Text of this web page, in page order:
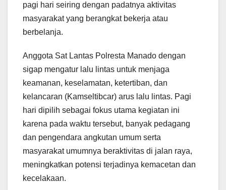
pagi hari seiring dengan padatnya aktivitas
masyarakat yang berangkat bekerja atau
berbelanja.
Anggota Sat Lantas Polresta Manado dengan
sigap mengatur lalu lintas untuk menjaga
keamanan, keselamatan, ketertiban, dan
kelancaran (Kamseltibcar) arus lalu lintas. Pagi
hari dipilih sebagai fokus utama kegiatan ini
karena pada waktu tersebut, banyak pedagang
dan pengendara angkutan umum serta
masyarakat umumnya beraktivitas di jalan raya,
meningkatkan potensi terjadinya kemacetan dan
kecelakaan.